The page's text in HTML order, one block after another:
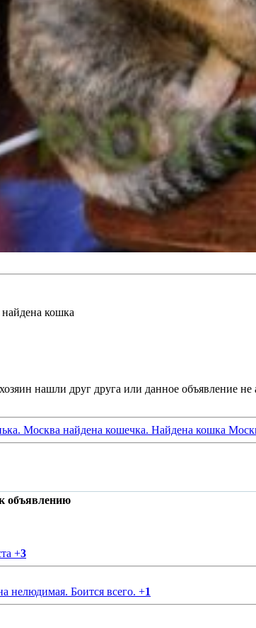
кошка
Москва найдена кошечка. Найдена кошка
объявлению
+3
нелюдимая. Боится всего. +1